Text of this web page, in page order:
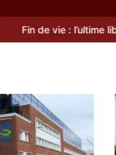
Fin de vie : l’ultime liberté…